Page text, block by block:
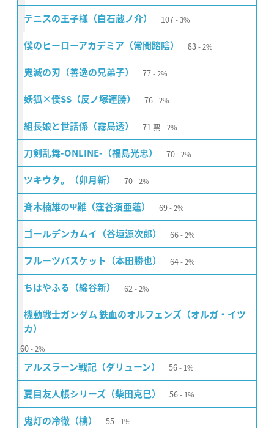
テニスの王子様（白石蔵ノ介） 107 3%
僕のヒーローアカデミア（常闇踏陰） 83 2%
鬼滅の刃（善逸の兄弟子） 77 2%
妖狐×僕SS（反ノ塚連勝） 76 2%
組長娘と世話係（霧島透） 71 票 2%
刀剣乱舞-ONLINE-（福島光忠） 70 2%
ツキウタ。（卯月新） 70 2%
斉木楠雄のΨ難（窪谷須亜蓮） 69 2%
ゴールデンカムイ（谷垣源次郎） 66 2%
フルーツバスケット（本田勝也） 64 2%
ちはやふる（綿谷新） 62 2%
機動戦士ガンダム 鉄血のオルフェンズ（オルガ・イツ
カ）
60 2%
アルスラーン戦記（ダリューン） 56 1%
夏目友人帳シリーズ（柴田克巳） 56 1%
鬼灯の冷徹（檎） 55 1%